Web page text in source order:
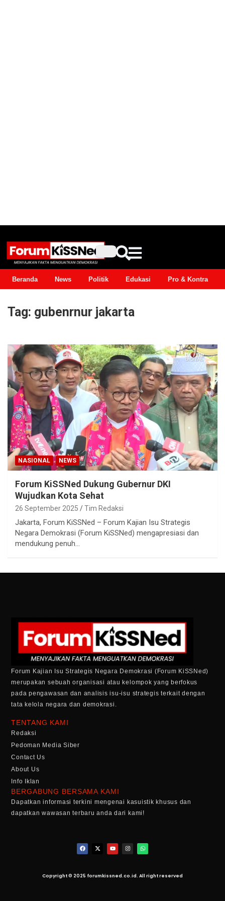
Beranda News Politik Edukasi Pro & Kontra
Tag: gubenrnur jakarta
NASIONAL NEWS
Forum KiSSNed Dukung Gubernur DKI
Wujudkan Kota Sehat
26 September 2025 Tim Redaksi
Jakarta, Forum KiSSNed – Forum Kajian Isu Strategis
Negara Demokrasi (Forum KiSSNed) mengapresiasi dan
mendukung penuh…
Forum Kajian Isu Strategis Negara Demokrasi (Forum KiSSNed)
merupakan sebuah organisasi atau kelompok yang berfokus
pada pengawasan dan analisis isu-isu strategis terkait dengan
tata kelola negara dan demokrasi.
TENTANG KAMI
Redaksi
Pedoman Media Siber
Contact Us
About Us
Info Iklan
BERGABUNG BERSAMA KAMI
Dapatkan informasi terkini mengenai kasuistik khusus dan
dapatkan wawasan terbaru anda dari kami!
Copyright © 2025 forumkissned.co.id. All right reserved